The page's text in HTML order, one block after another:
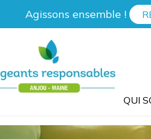
Agissons ensemble !
QUI